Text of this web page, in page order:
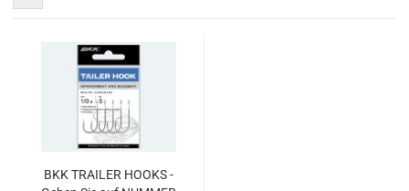
BKK TRAILER HOOKS -